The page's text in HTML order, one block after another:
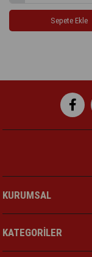
KURUMSAL
KATEGORİLER